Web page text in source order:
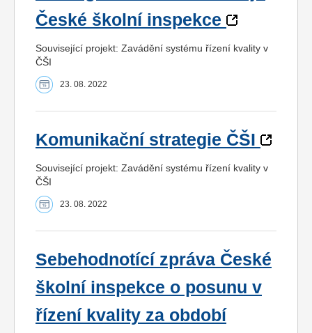
České školní inspekce
Související projekt: Zavádění systému řízení kvality v
ČŠI
23. 08. 2022
Komunikační strategie ČŠI
Související projekt: Zavádění systému řízení kvality v
ČŠI
23. 08. 2022
Sebehodnotící zpráva České
školní inspekce o posunu v
řízení kvality za období